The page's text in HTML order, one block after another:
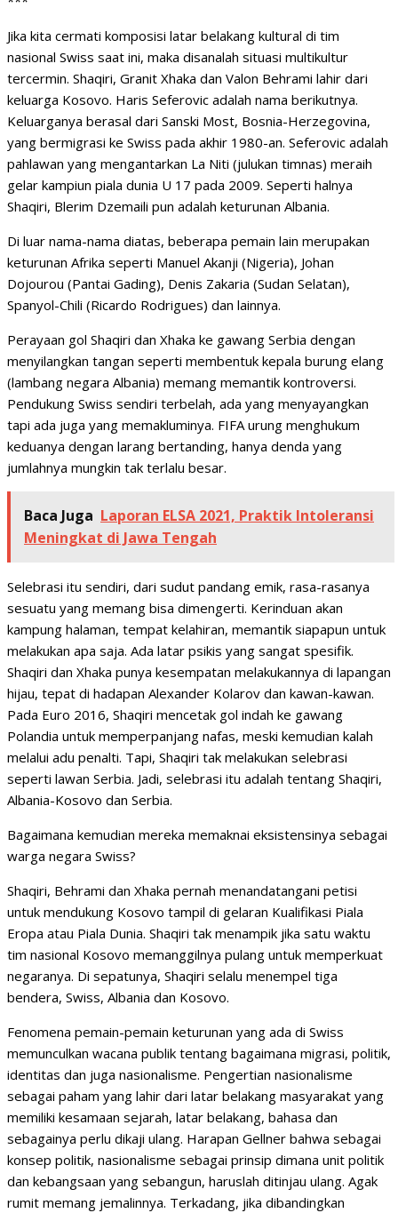
Jika kita cermati komposisi latar belakang kultural di tim
nasional Swiss saat ini, maka disanalah situasi multikultur
tercermin. Shaqiri, Granit Xhaka dan Valon Behrami lahir dari
keluarga Kosovo. Haris Seferovic adalah nama berikutnya.
Keluarganya berasal dari Sanski Most, Bosnia-Herzegovina,
yang bermigrasi ke Swiss pada akhir 1980-an. Seferovic adalah
pahlawan yang mengantarkan La Niti (julukan timnas) meraih
gelar kampiun piala dunia U 17 pada 2009. Seperti halnya
Shaqiri, Blerim Dzemaili pun adalah keturunan Albania.
Di luar nama-nama diatas, beberapa pemain lain merupakan
keturunan Afrika seperti Manuel Akanji (Nigeria), Johan
Dojourou (Pantai Gading), Denis Zakaria (Sudan Selatan),
Spanyol-Chili (Ricardo Rodrigues) dan lainnya.
Perayaan gol Shaqiri dan Xhaka ke gawang Serbia dengan
menyilangkan tangan seperti membentuk kepala burung elang
(lambang negara Albania) memang memantik kontroversi.
Pendukung Swiss sendiri terbelah, ada yang menyayangkan
tapi ada juga yang memakluminya. FIFA urung menghukum
keduanya dengan larang bertanding, hanya denda yang
jumlahnya mungkin tak terlalu besar.
Baca Juga Laporan ELSA 2021, Praktik Intoleransi
Meningkat di Jawa Tengah
Selebrasi itu sendiri, dari sudut pandang emik, rasa-rasanya
sesuatu yang memang bisa dimengerti. Kerinduan akan
kampung halaman, tempat kelahiran, memantik siapapun untuk
melakukan apa saja. Ada latar psikis yang sangat spesifik.
Shaqiri dan Xhaka punya kesempatan melakukannya di lapangan
hijau, tepat di hadapan Alexander Kolarov dan kawan-kawan.
Pada Euro 2016, Shaqiri mencetak gol indah ke gawang
Polandia untuk memperpanjang nafas, meski kemudian kalah
melalui adu penalti. Tapi, Shaqiri tak melakukan selebrasi
seperti lawan Serbia. Jadi, selebrasi itu adalah tentang Shaqiri,
Albania-Kosovo dan Serbia.
Bagaimana kemudian mereka memaknai eksistensinya sebagai
warga negara Swiss?
Shaqiri, Behrami dan Xhaka pernah menandatangani petisi
untuk mendukung Kosovo tampil di gelaran Kualifikasi Piala
Eropa atau Piala Dunia. Shaqiri tak menampik jika satu waktu
tim nasional Kosovo memanggilnya pulang untuk memperkuat
negaranya. Di sepatunya, Shaqiri selalu menempel tiga
bendera, Swiss, Albania dan Kosovo.
Fenomena pemain-pemain keturunan yang ada di Swiss
memunculkan wacana publik tentang bagaimana migrasi, politik,
identitas dan juga nasionalisme. Pengertian nasionalisme
sebagai paham yang lahir dari latar belakang masyarakat yang
memiliki kesamaan sejarah, latar belakang, bahasa dan
sebagainya perlu dikaji ulang. Harapan Gellner bahwa sebagai
konsep politik, nasionalisme sebagai prinsip dimana unit politik
dan kebangsaan yang sebangun, haruslah ditinjau ulang. Agak
rumit memang jemalinnya. Terkadang, jika dibandingkan